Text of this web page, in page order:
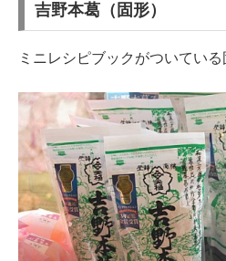
吉野本葛（固形）
ミニレシピブックがついてい